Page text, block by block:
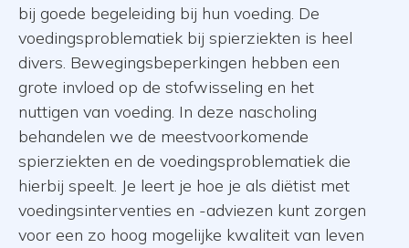
bij goede begeleiding bij hun voeding. De
voedingsproblematiek bij spierziekten is heel
divers. Bewegingsbeperkingen hebben een
grote invloed op de stofwisseling en het
nuttigen van voeding. In deze nascholing
behandelen we de meestvoorkomende
spierziekten en de voedingsproblematiek die
hierbij speelt. Je leert je hoe je als diëtist met
voedingsinterventies en -adviezen kunt zorgen
voor een zo hoog mogelijke kwaliteit van leven